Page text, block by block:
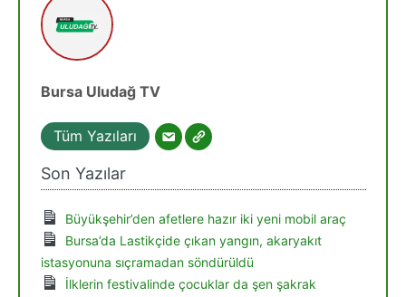
Bursa Uludağ TV
Tüm Yazıları
Son Yazılar
Büyükşehir’den afetlere hazır iki yeni mobil araç
Bursa’da Lastikçide çıkan yangın, akaryakıt
istasyonuna sıçramadan söndürüldü
İlklerin festivalinde çocuklar da şen şakrak